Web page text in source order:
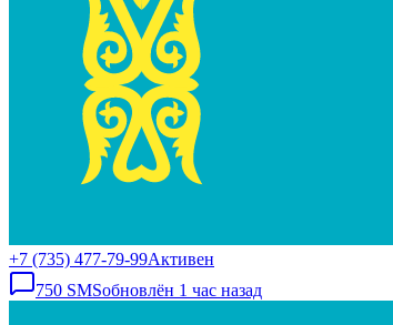
+7 (735) 477-79-99Активен
750 SMSобновлён 1 час назад